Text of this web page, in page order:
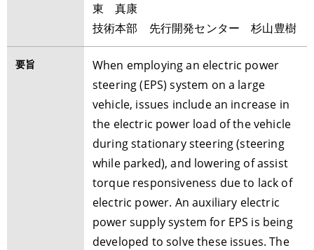
東 真康
技術本部 先行開発センター 杉山豊樹
要旨
When employing an electric power
steering (EPS) system on a large
vehicle, issues include an increase in
the electric power load of the vehicle
during stationary steering (steering
while parked), and lowering of assist
torque responsiveness due to lack of
electric power. An auxiliary electric
power supply system for EPS is being
developed to solve these issues. The